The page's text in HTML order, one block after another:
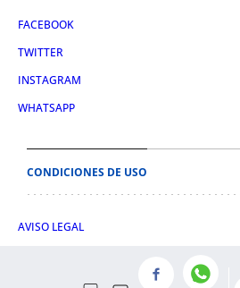
FACEBOOK
TWITTER
INSTAGRAM
WHATSAPP
CONDICIONES DE USO
AVISO LEGAL
POLÍTICA DE COOKIES